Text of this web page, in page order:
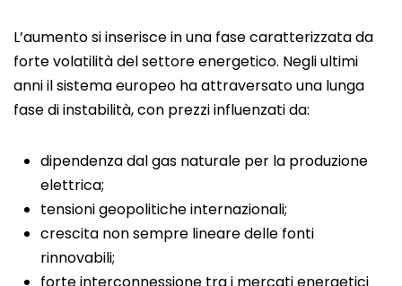
L’aumento si inserisce in una fase caratterizzata da
forte volatilità del settore energetico. Negli ultimi
anni il sistema europeo ha attraversato una lunga
fase di instabilità, con prezzi influenzati da:
dipendenza dal gas naturale per la produzione
elettrica;
tensioni geopolitiche internazionali;
crescita non sempre lineare delle fonti
rinnovabili;
forte interconnessione tra i mercati energetici